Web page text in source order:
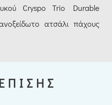
Cryspo Trio Durable
ατσάλι πάχους